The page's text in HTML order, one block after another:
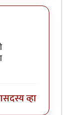
सदस्य व्हा